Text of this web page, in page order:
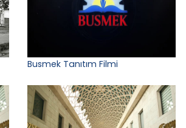
Busmek Tanıtım Filmi